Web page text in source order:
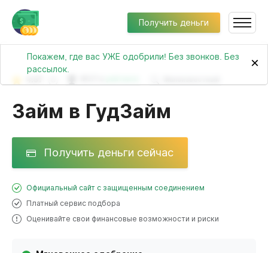
Получить деньги
Покажем, где вас УЖЕ одобрили! Без звонков. Без
рассылок.
×
Займ в ГудЗайм
Получить деньги сейчас
Официальный сайт с защищенным соединением
Платный сервис подбора
Оценивайте свои финансовые возможности и риски